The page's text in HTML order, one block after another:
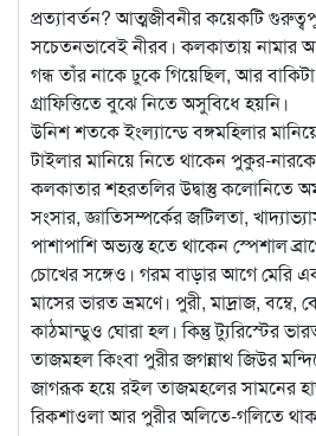
প্রত্যাবর্তন? আত্মজীবনীর কয়েকটি
সচেতনভাবেই নীরব। কলকাতায় নামার
গন্ধ তাঁর নাকে ঢুকে গিয়েছিল, আর
গ্রাফিত্তিতে বুঝে নিতে অসুবিধে হয়নি।
উনিশ শতকে ইংল্যান্ডে বঙ্গমহিলার
টাইলার মানিয়ে নিতে থাকেন পুকুর-
কলকাতার শহরতলির উদ্বাস্তু কলোনিতে
সংসার, জ্ঞাতিসম্পর্কের জটিলতা,
পাশাপাশি অভ্যস্ত হতে থাকেন স্পেশাল
চোখের সঙ্গেও। গরম বাড়ার আগে মেরি
মাসের ভারত ভ্রমণে। পুরী, মাদ্রাজ, বম্বে,
কাঠমান্ডুও ঘোরা হল। কিন্তু ট্যুরিস্টের
তাজমহল কিংবা পুরীর জগন্নাথ জিউর
জাগরূক হয়ে রইল তাজমহলের সামনের
রিকশাওলা আর পুরীর অলিতে-গলিতে